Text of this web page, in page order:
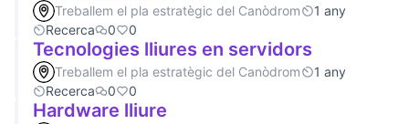
Treballem el pla estratègic del Canòdrom
1 any
Recerca
0 0
Tecnologies lliures en servidors
Treballem el pla estratègic del Canòdrom
1 any
Recerca
0 0
Hardware lliure